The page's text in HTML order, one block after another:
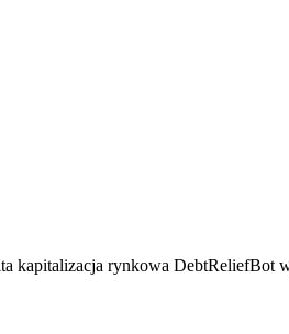
kapitalizacja rynkowa DebtReliefBot